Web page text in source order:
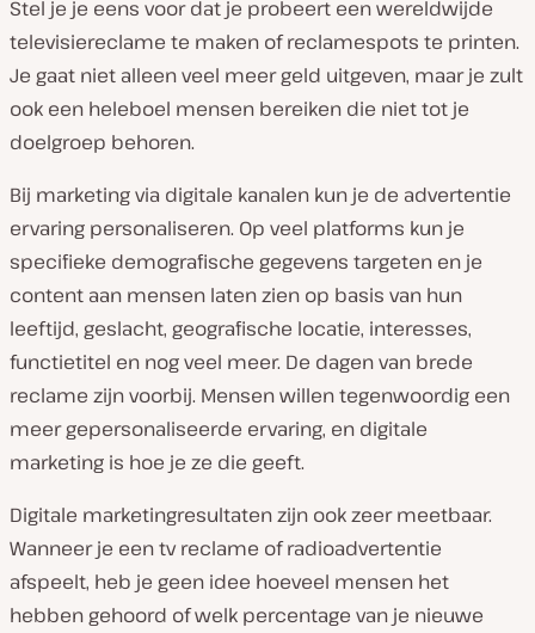
Stel je je eens voor dat je probeert een wereldwijde
televisiereclame te maken of reclamespots te printen.
Je gaat niet alleen veel meer geld uitgeven, maar je zult
ook een heleboel mensen bereiken die niet tot je
doelgroep behoren.
Bij marketing via digitale kanalen kun je de advertentie
ervaring personaliseren. Op veel platforms kun je
specifieke demografische gegevens targeten en je
content aan mensen laten zien op basis van hun
leeftijd, geslacht, geografische locatie, interesses,
functietitel en nog veel meer. De dagen van brede
reclame zijn voorbij. Mensen willen tegenwoordig een
meer gepersonaliseerde ervaring, en digitale
marketing is hoe je ze die geeft.
Digitale marketingresultaten zijn ook zeer meetbaar.
Wanneer je een tv reclame of radioadvertentie
afspeelt, heb je geen idee hoeveel mensen het
hebben gehoord of welk percentage van je nieuwe